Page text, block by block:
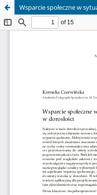
Wsparcie społeczne w